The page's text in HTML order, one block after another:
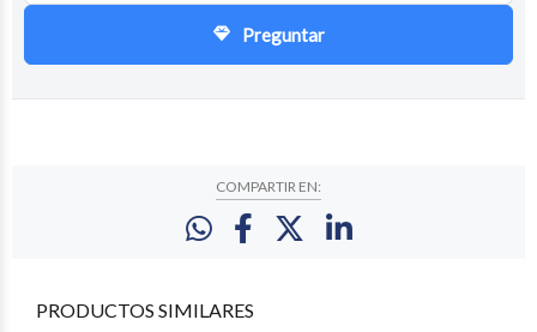
Preguntar
COMPARTIR EN:
PRODUCTOS SIMILARES